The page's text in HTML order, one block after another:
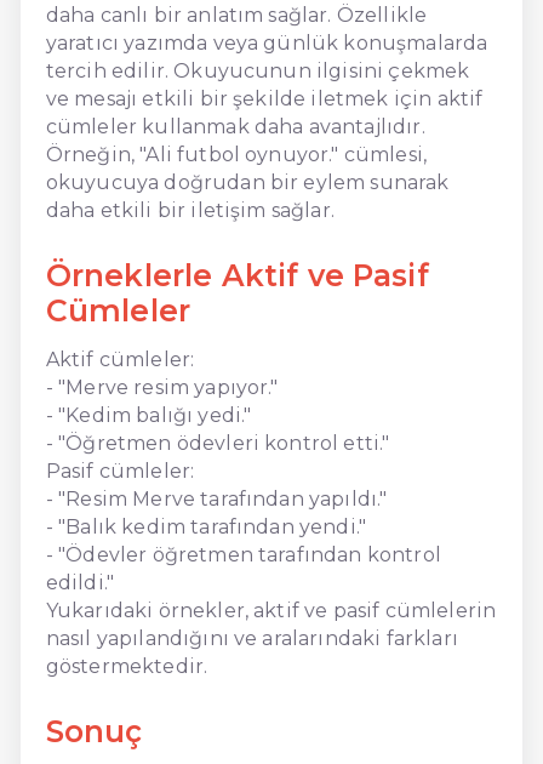
daha canlı bir anlatım sağlar. Özellikle
yaratıcı yazımda veya günlük konuşmalarda
tercih edilir. Okuyucunun ilgisini çekmek
ve mesajı etkili bir şekilde iletmek için aktif
cümleler kullanmak daha avantajlıdır.
Örneğin, "Ali futbol oynuyor." cümlesi,
okuyucuya doğrudan bir eylem sunarak
daha etkili bir iletişim sağlar.
Örneklerle Aktif ve Pasif
Cümleler
Aktif cümleler:
- "Merve resim yapıyor."
- "Kedim balığı yedi."
- "Öğretmen ödevleri kontrol etti."
Pasif cümleler:
- "Resim Merve tarafından yapıldı."
- "Balık kedim tarafından yendi."
- "Ödevler öğretmen tarafından kontrol
edildi."
Yukarıdaki örnekler, aktif ve pasif cümlelerin
nasıl yapılandığını ve aralarındaki farkları
göstermektedir.
Sonuç